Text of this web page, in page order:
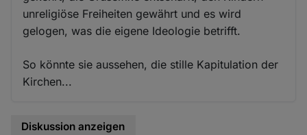
unreligiöse Freiheiten gewährt und es wird
gelogen, was die eigene Ideologie betrifft.
So könnte sie aussehen, die stille Kapitulation der
Kirchen...
Diskussion anzeigen